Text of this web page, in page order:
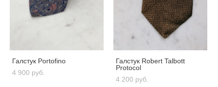
Галстук Portofino
4 900 pуб.
Галстук Robert Talbott
Protocol
4 200 pуб.